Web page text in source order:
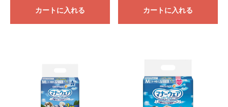
カートに入れる カートに入れる